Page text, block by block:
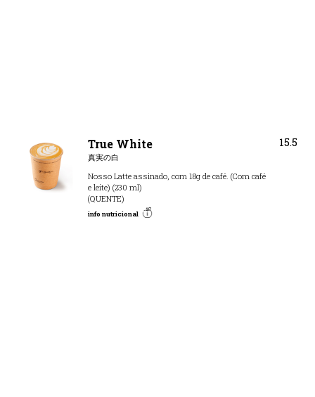
True White
真実の白
Nosso Latte assinado, com 18g de café. (Com café
e leite) (230 ml)
(QUENTE)
info nutricional
15.5